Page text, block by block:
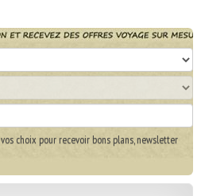
vos choix pour recevoir bons plans, newsletter